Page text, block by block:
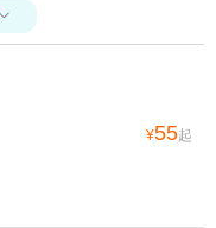

¥55起